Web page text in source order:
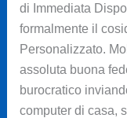
di Immediata
formalmente il
Personalizzato.
assoluta buona
burocratico
computer di casa,